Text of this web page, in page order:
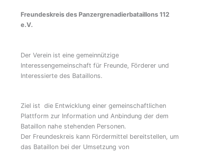
Freundeskreis des Panzergrenadierbataillons 112
e.V.
Der Verein ist eine gemeinnützige
Interessengemeinschaft für Freunde, Förderer und
Interessierte des Bataillons.
Ziel ist die Entwicklung einer gemeinschaftlichen
Plattform zur Information und Anbindung der dem
Bataillon nahe stehenden Personen.
Der Freundeskreis kann Fördermittel bereitstellen, um
das Bataillon bei der Umsetzung von